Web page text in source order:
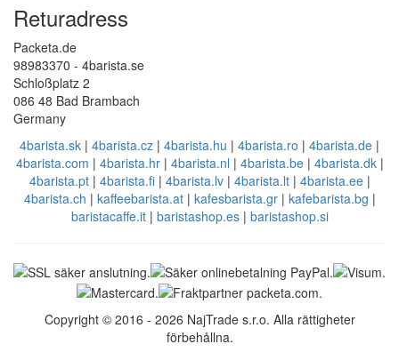
Returadress
Packeta.de
98983370 - 4barista.se
Schloßplatz 2
086 48 Bad Brambach
Germany
4barista.sk | 4barista.cz | 4barista.hu | 4barista.ro | 4barista.de |
4barista.com | 4barista.hr| 4barista.nl | 4barista.be| 4barista.dk|
4barista.pt| 4barista.fi| 4barista.lv| 4barista.lt| 4barista.ee|
4barista.ch | kaffeebarista.at| kafesbarista.gr| kafebarista.bg |
baristacaffe.it| baristashop.es| baristashop.si
Copyright © 2016 - 2026 NajTrade s.r.o. Alla rättigheter
förbehållna.